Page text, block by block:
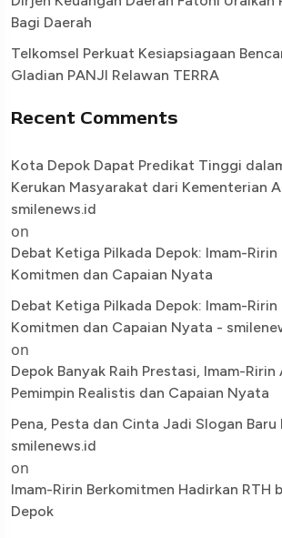
Bagi Daerah
Telkomsel Perkuat Kesiapsiagaan
Gladian PANJI Relawan TERRA
Recent Comments
Kota Depok Dapat Predikat Tinggi
Kerukan Masyarakat dari Kementerian
smilenews.id
on
Debat Ketiga Pilkada Depok: Imam-Ririn
Komitmen dan Capaian Nyata
Debat Ketiga Pilkada Depok: Imam-Ririn
Komitmen dan Capaian Nyata -
on
Depok Banyak Raih Prestasi, Imam-Ririn
Pemimpin Realistis dan Capaian Nyata
Pena, Pesta dan Cinta Jadi Slogan Baru
smilenews.id
on
Imam-Ririn Berkomitmen Hadirkan RTH
Depok